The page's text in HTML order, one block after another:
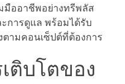
มืออาชีพอย่างทรีพลัส
การดูแล พร้อมได้รับ
ามคอนเซ็ปต์ที่ต้องการ
ติบโตของ